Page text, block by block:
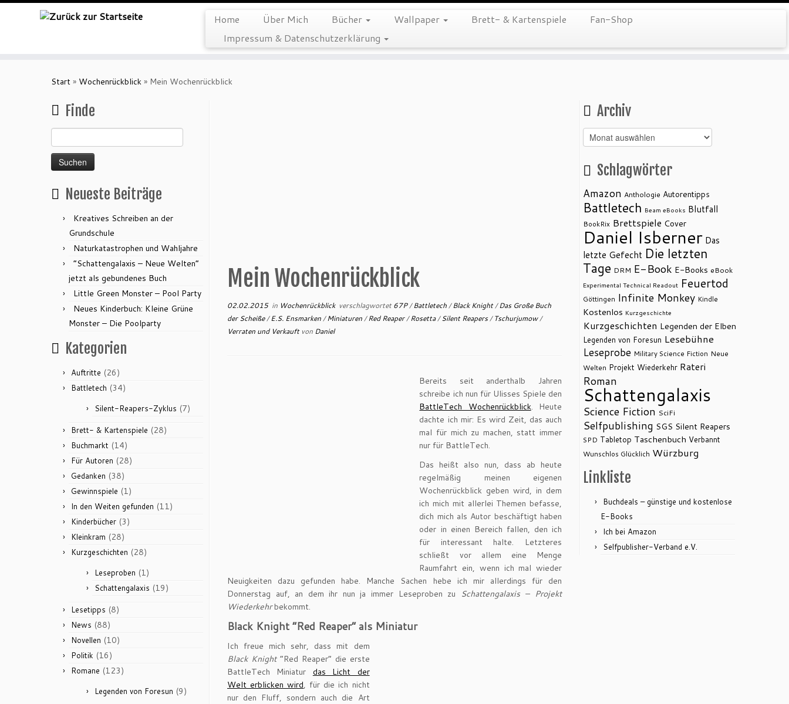
Home Über Mich Bücher Wallpaper Brett- & Kartenspiele
Fan-Shop
Impressum & Datenschutzerklärung
Start » Wochenrückblick » Mein Wochenrückblick
Finde
nach:
Neueste Beiträge
Kreatives Schreiben an der
Grundschule
Naturkatastrophen und Wahljahre
“Schattengalaxis – Neue Welten”
jetzt als gebundenes Buch
Little Green Monster – Pool Party
Neues Kinderbuch: Kleine Grüne
Monster – Die Poolparty
Kategorien
Auftritte (26)
Battletech (34)
Silent-Reapers-Zyklus (7)
Brett- & Kartenspiele (28)
Buchmarkt (14)
Für Autoren (28)
Gedanken (38)
Gewinnspiele (1)
In den Weiten gefunden (11)
Kinderbücher (3)
Kleinkram (28)
Kurzgeschichten (28)
Leseproben (1)
Schattengalaxis (19)
Lesetipps (8)
News (88)
Novellen (10)
Politik (16)
Romane (123)
Legenden von Foresun (9)
Mein Wochenrückblick
02.02.2015in Wochenrückblick verschlagwortet67P/Battletech/Black Knight/Das Große Buch
der Scheiße/E.S. Ensmarken/Miniaturen/Red Reaper/Rosetta/Silent Reapers/Tschurjumow/
Verraten und Verkauft von Daniel
Bereits seit anderthalb Jahren
schreibe ich nun für Ulisses Spiele den
BattleTech Wochenrückblick. Heute
dachte ich mir: Es wird Zeit, das auch
mal für mich zu machen, statt immer
nur für BattleTech.
Das heißt also nun, dass ab heute
regelmäßig meinen eigenen
Wochenrückblick geben wird, in dem
ich mich mit allerlei Themen befasse,
dich mich als Autor beschäftigt haben
oder in einen Bereich fallen, den ich
für interessant halte. Letzteres
schließt vor allem eine Menge
Raumfahrt ein, wenn ich mal wieder
Neuigkeiten dazu gefunden habe. Manche Sachen hebe ich mir allerdings für den
Donnerstag auf, an dem ihr nun ja immer Leseproben zu Schattengalaxis – Projekt
Wiederkehrbekommt.
Black Knight “Red Reaper” als Miniatur
Ich freue mich sehr, dass mit dem
Black Knight“Red Reaper” die erste
BattleTech Miniatur das Licht der
Welt erblicken wird, für die ich nicht
nur den Fluff, sondern auch die Art
Archiv
Archiv
Schlagwörter
Amazon Anthologie Autorentipps
Battletech Beam eBooks Blutfall
BookRix Brettspiele Cover
Daniel Isberner Das
letzte Gefecht Die letzten
Tage DRM E-Book E-Books eBook
Experimental Technical Readout Feuertod
Göttingen Infinite Monkey Kindle
Kostenlos Kurzgeschichte
Kurzgeschichten Legenden der Elben
Legenden von Foresun Lesebühne
Leseprobe Military Science Fiction Neue
Welten Projekt Wiederkehr Rateri
Roman
Schattengalaxis
Science Fiction SciFi
Selfpublishing SGS Silent Reapers
SPD Tabletop Taschenbuch Verbannt
Wunschlos Glücklich Würzburg
Linkliste
Buchdeals – günstige und kostenlose
E-Books
Ich bei Amazon
Selfpublisher-Verband e.V.